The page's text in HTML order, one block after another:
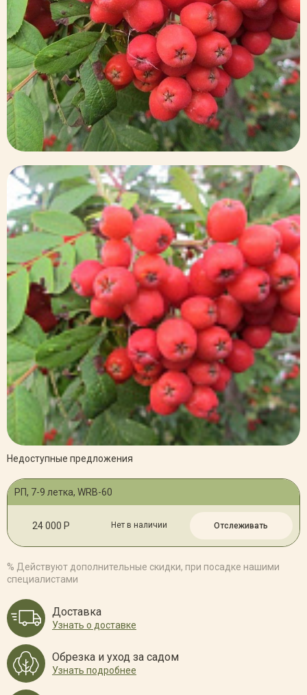
Недоступные предложения
РП, 7-9 летка, WRB-60
24 000 Р Нет в наличии Отслеживать
% Действуют дополнительные скидки, при посадке нашими
специалистами
Доставка
Узнать о доставке
Обрезка и уход за садом
Узнать подробнее